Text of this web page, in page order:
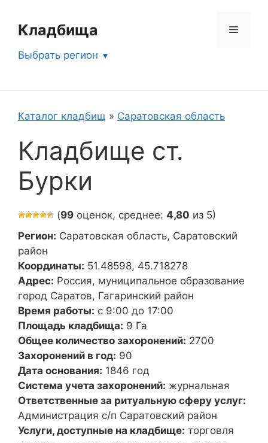
содержимому
Кладбища Меню
Выбрать регион
Каталог кладбищ » Саратовская область
Кладбище ст.
Бурки
(99 оценок, среднее: 4,80 из 5)
Регион: Саратовская область, Саратовский
район
Координаты: 51.48598, 45.718278
Адрес: Россия, муниципальное образование
город Саратов, Гагаринский район
Время работы: с 9:00 до 17:00
Площадь кладбища: 9 Га
Общее количество захоронений: 2700
Захоронений в год: 90
Дата основания: 1846 год
Система учета захоронений: журнальная
Ответственные за ритуальную сферу услуг:
Администрация с/п Саратовский район
Услуги, доступные на кладбище: торговля